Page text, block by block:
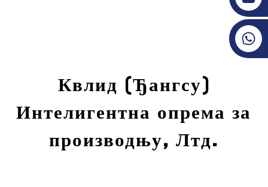
Квлид (Ђангсу)
Интелигентна опрема за
производњу, Лтд.